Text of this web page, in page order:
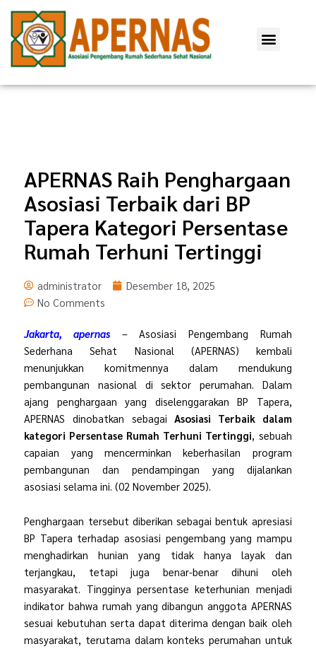
Lewati
konten
Menu
APERNAS Raih Penghargaan
Asosiasi Terbaik dari BP
Tapera Kategori Persentase
Rumah Terhuni Tertinggi
administrator
Desember 18, 2025
No Comments
Jakarta, apernas – Asosiasi Pengembang Rumah
Sederhana Sehat Nasional (APERNAS) kembali
menunjukkan komitmennya dalam mendukung
pembangunan nasional di sektor perumahan. Dalam
ajang penghargaan yang diselenggarakan BP Tapera,
APERNAS dinobatkan sebagai Asosiasi Terbaik dalam
kategori Persentase Rumah Terhuni Tertinggi , sebuah
capaian yang mencerminkan keberhasilan program
pembangunan dan pendampingan yang dijalankan
asosiasi selama ini. (02 November 2025).
Penghargaan tersebut diberikan sebagai bentuk apresiasi
BP Tapera terhadap asosiasi pengembang yang mampu
menghadirkan hunian yang tidak hanya layak dan
terjangkau, tetapi juga benar-benar dihuni oleh
masyarakat. Tingginya persentase keterhunian menjadi
indikator bahwa rumah yang dibangun anggota APERNAS
sesuai kebutuhan serta dapat diterima dengan baik oleh
masyarakat, terutama dalam konteks perumahan untuk